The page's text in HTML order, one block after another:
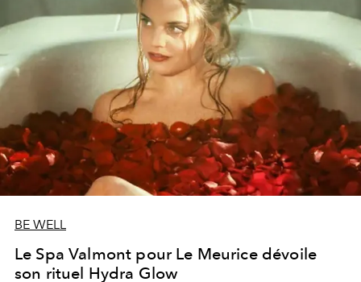
BE WELL
Le Spa Valmont pour Le Meurice dévoile
son rituel Hydra Glow